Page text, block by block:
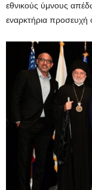
εθνικούς ύμνους
εναρκτήρια προσευχή